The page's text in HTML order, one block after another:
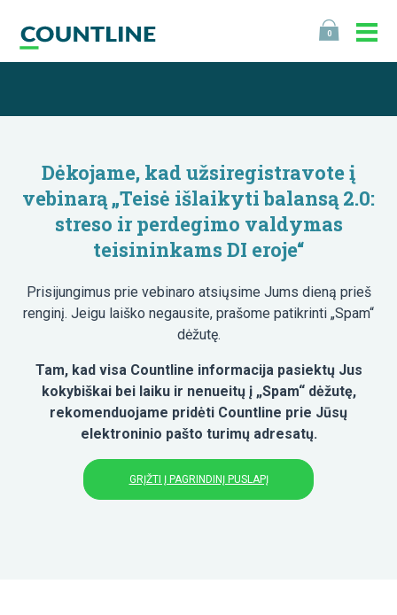
0
Dėkojame, kad užsiregistravote į
vebinarą „Teisė išlaikyti balansą 2.0:
streso ir perdegimo valdymas
teisininkams DI eroje“
Prisijungimus prie vebinaro atsiųsime Jums dieną prieš
renginį. Jeigu laiško negausite, prašome patikrinti „Spam“
dėžutę.
Tam, kad visa Countline informacija pasiektų Jus
kokybiškai bei laiku ir nenueitų į „Spam“ dėžutę,
rekomenduojame pridėti Countline prie Jūsų
elektroninio pašto turimų adresatų.
GRĮŽTI Į PAGRINDINĮ PUSLAPĮ